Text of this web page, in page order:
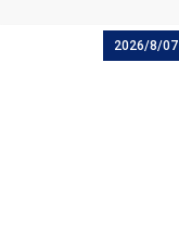
2026/8/07